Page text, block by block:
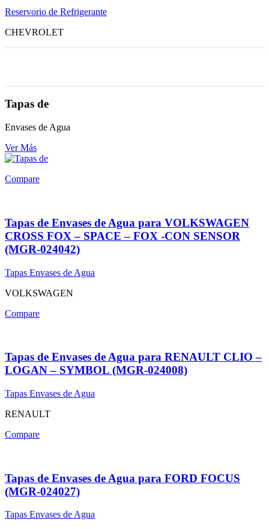
Reservorio de Refrigerante
CHEVROLET
Tapas de
Envases de Agua
Ver Más
Compare
Tapas de Envases de Agua para VOLKSWAGEN
CROSS FOX – SPACE – FOX -CON SENSOR
(MGR-024042)
Tapas Envases de Agua
VOLKSWAGEN
Compare
Tapas de Envases de Agua para RENAULT CLIO –
LOGAN – SYMBOL (MGR-024008)
Tapas Envases de Agua
RENAULT
Compare
Tapas de Envases de Agua para FORD FOCUS
(MGR-024027)
Tapas Envases de Agua